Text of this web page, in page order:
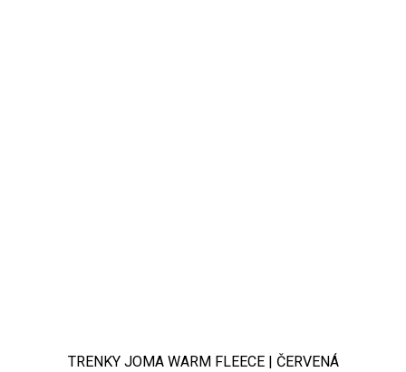
TRENKY JOMA WARM FLEECE | ČERVENÁ